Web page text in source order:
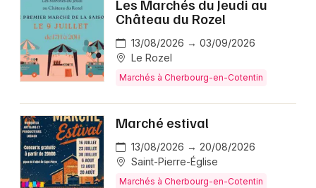
Actus à Cherbourg-en-Cotentin
Magazine à Cherbourg-en-Cotentin
Les Marchés du Jeudi au
Château du Rozel
13/08/2026 → 03/09/2026
Le Rozel
Marchés à Cherbourg-en-Cotentin
Marché estival
13/08/2026 → 20/08/2026
Saint-Pierre-Église
Marchés à Cherbourg-en-Cotentin